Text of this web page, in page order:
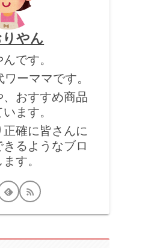
やん
です。
ーママです。
、おすすめ商品
ます。
確に皆さんに
るようなブロ
す。